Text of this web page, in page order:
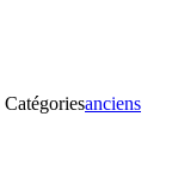
Catégoriesanciens